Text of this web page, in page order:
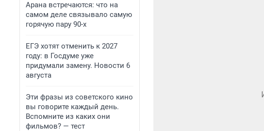
Арана встречаются: что на
самом деле связывало самую
горячую пару 90-х
ЕГЭ хотят отменить к 2027
году: в Госдуме уже
придумали замену. Новости 6
августа
Эти фразы из советского кино
вы говорите каждый день.
Вспомните из каких они
фильмов? — тест